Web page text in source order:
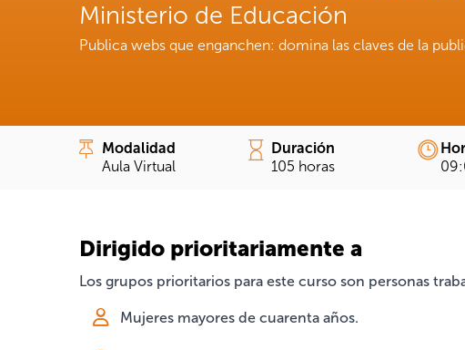
Ministerio de Educación
Publica webs que enganchen: domina las claves de la
Modalidad
Aula Virtual
Duración
105 horas
Dirigido prioritariamente a
Los grupos prioritarios para este curso son personas
Mujeres mayores de cuarenta años.